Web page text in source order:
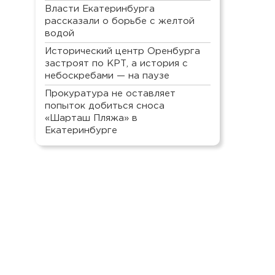
Власти Екатеринбурга
рассказали о борьбе с желтой
водой
Исторический центр Оренбурга
застроят по КРТ, а история с
небоскребами — на паузе
Прокуратура не оставляет
попыток добиться сноса
«Шарташ Пляжа» в
Екатеринбурге